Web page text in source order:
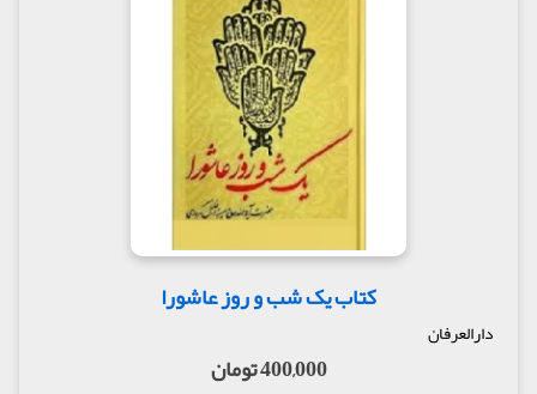
کتاب یک شب و روز عاشورا
دارالعرفان
400,000 تومان